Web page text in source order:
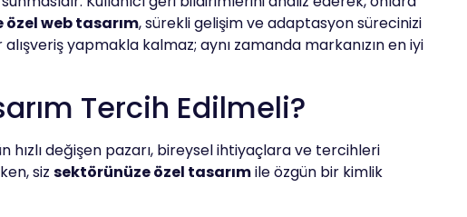
web tasarım, sürekli gelişim ve adaptasyon sürecinizi
yapmakla kalmaz; aynı zamanda markanızın en iyi
Tercih Edilmeli?
hızlı değişen pazarı, bireysel ihtiyaçlara ve tercihleri
siz sektörünüze özel tasarımile özgün bir kimlik